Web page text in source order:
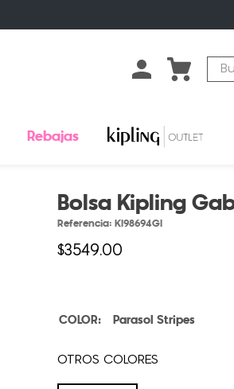
Rebajas
Bolsa Kipling
Referencia:KI98694GI
$3549.00
Parasol Stripes